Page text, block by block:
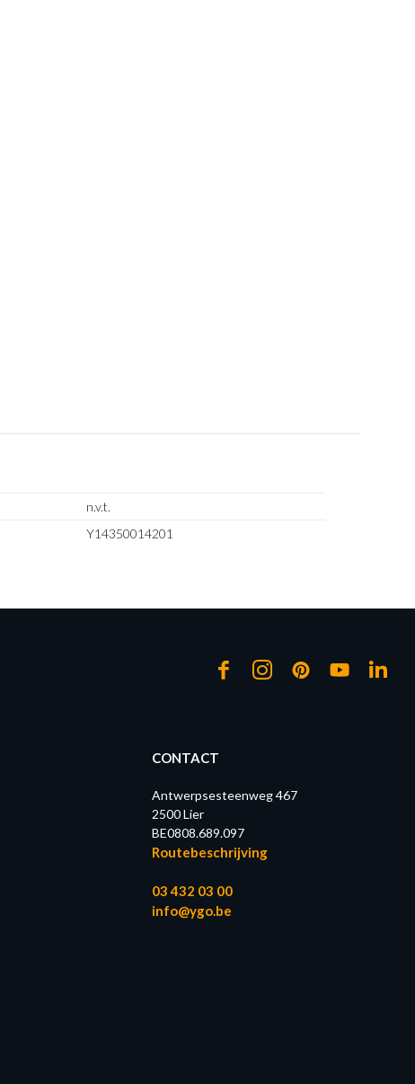
n.v.t.
Y14350014201
CONTACT
Antwerpsesteenweg 467
2500 Lier
BE0808.689.097
Routebeschrijving
03 432 03 00
info@ygo.be